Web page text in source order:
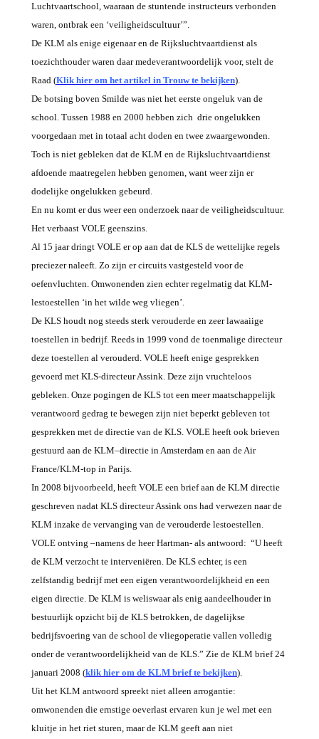
Luchtvaartschool, waaraan de stuntende instructeurs verbonden
waren, ontbrak een ‘veiligheidscultuur’”.
De KLM als enige eigenaar en de Rijksluchtvaartdienst als
toezichthouder waren daar medeverantwoordelijk voor, stelt de
Raad (Klik hier om het artikel in Trouw te bekijken).
De botsing boven Smilde was niet het eerste ongeluk van de
school. Tussen 1988 en 2000 hebben zich drie ongelukken
voorgedaan met in totaal acht doden en twee zwaargewonden.
Toch is niet gebleken dat de KLM en de Rijksluchtvaartdienst
afdoende maatregelen hebben genomen, want weer zijn er
dodelijke ongelukken gebeurd.
En nu komt er dus weer een onderzoek naar de veiligheidscultuur.
Het verbaast VOLE geenszins.
Al 15 jaar dringt VOLE er op aan dat de KLS de wettelijke regels
preciezer naleeft. Zo zijn er circuits vastgesteld voor de
oefenvluchten. Omwonenden zien echter regelmatig dat KLM-
lestoestellen ‘in het wilde weg vliegen’.
De KLS houdt nog steeds sterk verouderde en zeer lawaaiige
toestellen in bedrijf. Reeds in 1999 vond de toenmalige directeur
deze toestellen al verouderd. VOLE heeft enige gesprekken
gevoerd met KLS-directeur Assink. Deze zijn vruchteloos
gebleken. Onze pogingen de KLS tot een meer maatschappelijk
verantwoord gedrag te bewegen zijn niet beperkt gebleven tot
gesprekken met de directie van de KLS. VOLE heeft ook brieven
gestuurd aan de KLM–directie in Amsterdam en aan de Air
France/KLM-top in Parijs.
In 2008 bijvoorbeeld, heeft VOLE een brief aan de KLM directie
geschreven nadat KLS directeur Assink ons had verwezen naar de
KLM inzake de vervanging van de verouderde lestoestellen.
VOLE ontving –namens de heer Hartman- als antwoord: “U heeft
de KLM verzocht te interveniëren. De KLS echter, is een
zelfstandig bedrijf met een eigen verantwoordelijkheid en een
eigen directie. De KLM is weliswaar als enig aandeelhouder in
bestuurlijk opzicht bij de KLS betrokken, de dagelijkse
bedrijfsvoering van de school de vliegoperatie vallen volledig
onder de verantwoordelijkheid van de KLS.” Zie de KLM brief 24
januari 2008 (klik hier om de KLM brief te bekijken).
Uit het KLM antwoord spreekt niet alleen arrogantie:
omwonenden die ernstige oeverlast ervaren kun je wel met een
kluitje in het riet sturen, maar de KLM geeft aan niet